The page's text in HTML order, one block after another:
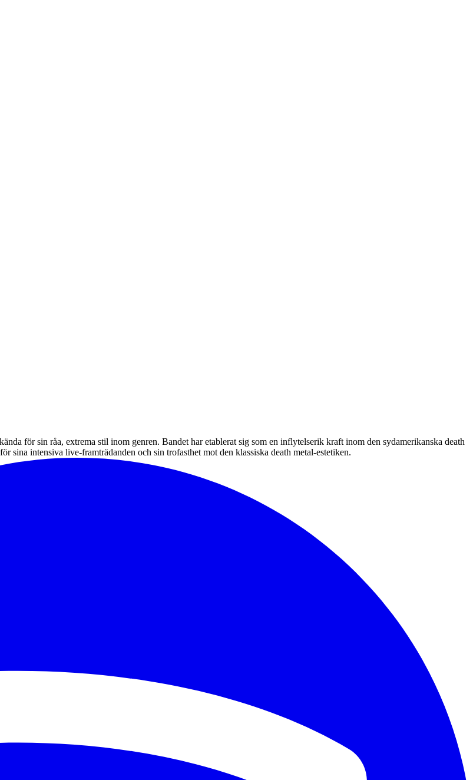
för sin råa, extrema stil inom genren. Bandet har etablerat sig som en inflytelserik kraft inom den sydamerikanska death
sina intensiva live-framträdanden och sin trofasthet mot den klassiska death metal-estetiken.